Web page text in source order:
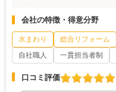
会社の特徴・得意分野
水まわり 総合リフォーム
自社職人
一貫担当者制
口コミ評価